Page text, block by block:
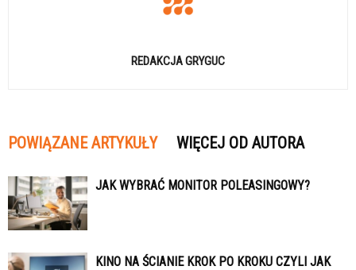
REDAKCJA GRYGUC
POWIĄZANE ARTYKUŁY WIĘCEJ OD AUTORA
JAK WYBRAĆ MONITOR POLEASINGOWY?
KINO NA ŚCIANIE KROK PO KROKU CZYLI JAK